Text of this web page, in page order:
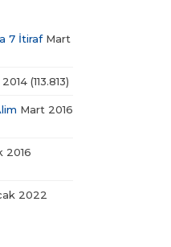
7 İtirafMart
(113.813)
Mart 2016
2016
2022